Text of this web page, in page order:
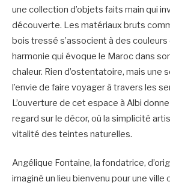
une collection d’objets faits main qui
découverte. Les matériaux bruts
bois tressé s’associent à des
harmonie qui évoque le Maroc dans
chaleur. Rien d’ostentatoire, mais une
l’envie de faire voyager à travers les
L’ouverture de cet espace à Albi
regard sur le décor, où la simplicité
vitalité des teintes naturelles.
Angélique Fontaine, la fondatrice,
imaginé un lieu bienvenu pour une ville